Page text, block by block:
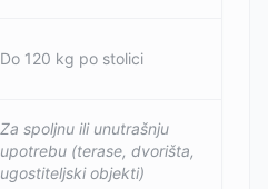
Do 120 kg po stolici
Za spoljnu ili unutrašnju
upotrebu (terase, dvorišta,
ugostiteljski objekti)